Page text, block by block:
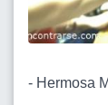
- Hermosa